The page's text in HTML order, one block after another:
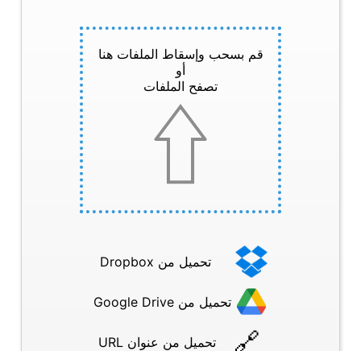
قم بسحب وإسقاط الملفات هنا
أو
تصفح الملفات
تحميل من Dropbox
تحميل من Google Drive
تحميل من عنوان URL